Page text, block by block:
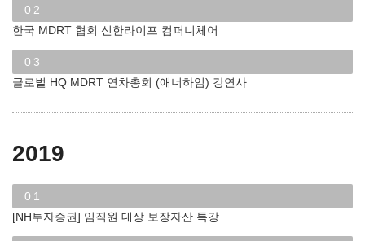
02
한국 MDRT 협회 신한라이프 컴퍼니체어
03
글로벌 HQ MDRT 연차총회 (애너하임) 강연사
2019
01
[NH투자증권] 임직원 대상 보장자산 특강